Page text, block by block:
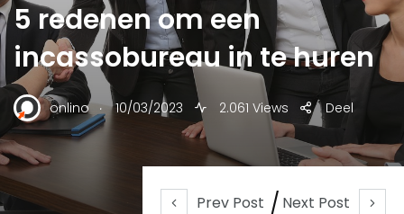
Prev Post Next Post
5 redenen om een
incassobureau in te huren
onlino . 10/03/2023 2.061 Views Deel